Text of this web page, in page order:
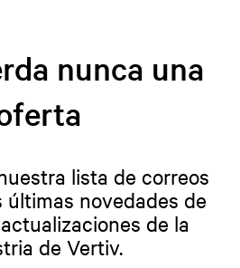
nunca una
lista de correos
últimas novedades de
de la
de Vertiv.